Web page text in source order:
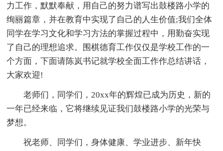
力工作，默默奉献，用自己的努力谱写出鼓楼路小学的
绚丽篇章，并在教育中实现了自己的人生价值;我们全体
同学在学习文化和学习方法的掌握过程中，用勤奋实现
了自己的理想追求。围棋德育工作仅仅是学校工作的一
个方面，下面请陈岚书记就学校全面工作作总结讲话，
大家欢迎!
老师们，同学们，20xx年的辉煌已成为历史，新的
一年已经来临，它将继续见证我们鼓楼路小学的光荣与
梦想。
祝老师、同学们，身体健康、学业进步、新年快